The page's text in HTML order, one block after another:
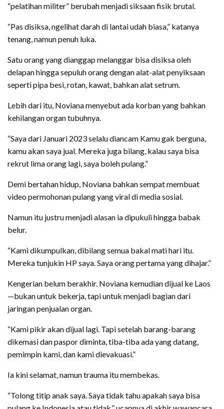
“pelatihan militer” berubah menjadi siksaan fisik brutal.
“Pas disiksa, ngelihat darah di lantai udah biasa,” katanya
tenang, namun penuh luka.
Satu orang yang dianggap melanggar bisa disiksa oleh
delapan hingga sepuluh orang dengan alat-alat penyiksaan
seperti pipa besi, rotan, kawat, bahkan alat setrum.
Lebih dari itu, Noviana menyebut ada korban yang bahkan
kehilangan organ tubuhnya.
“Saya dari Januari 2023 selalu diancam Kamu gak berguna,
kamu akan saya jual. Mereka juga bilang, kalau saya bisa
rekrut lima orang lagi, saya boleh pulang.”
Demi bertahan hidup, Noviana bahkan sempat membuat
video permohonan pulang yang viral di media sosial.
Namun itu justru menjadi alasan ia dipukuli hingga babak
belur.
“Kami dikumpulkan, dibilang semua bakal mati hari itu.
Mereka tunjukin HP saya. Saya orang pertama yang dihajar.”
Kengerian belum berakhir. Noviana kemudian dijual ke Laos
—bukan untuk bekerja, tapi untuk menjadi bagian dari
jaringan penjualan organ.
“Kami pikir akan dijual lagi. Tapi setelah barang-barang
dikemasi dan paspor diminta, tiba-tiba ada yang datang,
pemimpin kami, dan kami dievakuasi.”
Ia kini selamat, namun trauma itu membekas.
“Tolong titip anak saya. Saya tidak tahu apakah saya bisa